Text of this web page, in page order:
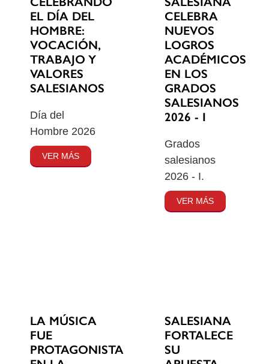
EL DÍA DEL
HOMBRE:
VOCACIÓN,
TRABAJO Y
VALORES
SALESIANOS
Día del
Hombre 2026
VER MÁS
CELEBRA
NUEVOS
LOGROS
ACADÉMICOS
EN LOS
GRADOS
SALESIANOS
2026 - I
Grados
salesianos
2026 - I.
VER MÁS
LA MÚSICA
FUE
PROTAGONISTA
SALESIANA
FORTALECE
SU